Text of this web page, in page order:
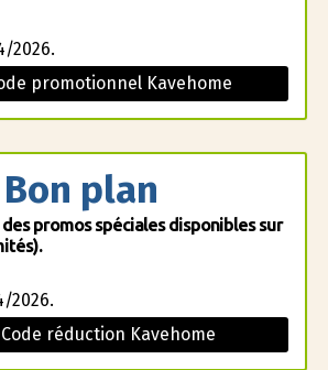
2026.
promotionnel Kavehome
Bon plan
promos spéciales disponibles sur
2026.
réduction Kavehome